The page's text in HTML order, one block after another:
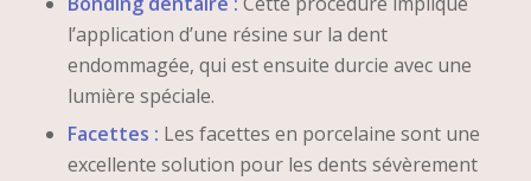
l’application d’une résine sur la dent
endommagée, qui est ensuite durcie avec une
lumière spéciale.
Facettes : Les facettes en porcelaine sont une
excellente solution pour les dents sévèrement